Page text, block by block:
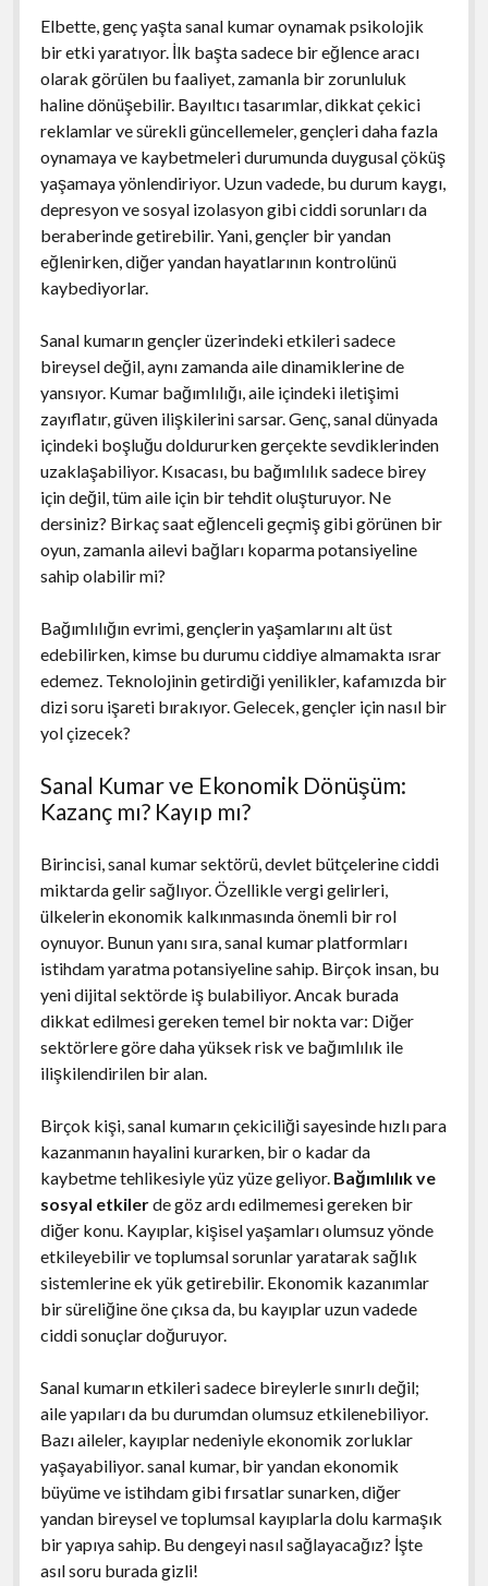
Elbette, genç yaşta sanal kumar oynamak psikolojik
bir etki yaratıyor. İlk başta sadece bir eğlence aracı
olarak görülen bu faaliyet, zamanla bir zorunluluk
haline dönüşebilir. Bayıltıcı tasarımlar, dikkat çekici
reklamlar ve sürekli güncellemeler, gençleri daha fazla
oynamaya ve kaybetmeleri durumunda duygusal çöküş
yaşamaya yönlendiriyor. Uzun vadede, bu durum kaygı,
depresyon ve sosyal izolasyon gibi ciddi sorunları da
beraberinde getirebilir. Yani, gençler bir yandan
eğlenirken, diğer yandan hayatlarının kontrolünü
kaybediyorlar.
Sanal kumarın gençler üzerindeki etkileri sadece
bireysel değil, aynı zamanda aile dinamiklerine de
yansıyor. Kumar bağımlılığı, aile içindeki iletişimi
zayıflatır, güven ilişkilerini sarsar. Genç, sanal dünyada
içindeki boşluğu doldururken gerçekte sevdiklerinden
uzaklaşabiliyor. Kısacası, bu bağımlılık sadece birey
için değil, tüm aile için bir tehdit oluşturuyor. Ne
dersiniz? Birkaç saat eğlenceli geçmiş gibi görünen bir
oyun, zamanla ailevi bağları koparma potansiyeline
sahip olabilir mi?
Bağımlılığın evrimi, gençlerin yaşamlarını alt üst
edebilirken, kimse bu durumu ciddiye almamakta ısrar
edemez. Teknolojinin getirdiği yenilikler, kafamızda bir
dizi soru işareti bırakıyor. Gelecek, gençler için nasıl bir
yol çizecek?
Sanal Kumar ve Ekonomik Dönüşüm:
Kazanç mı? Kayıp mı?
Birincisi, sanal kumar sektörü, devlet bütçelerine ciddi
miktarda gelir sağlıyor. Özellikle vergi gelirleri,
ülkelerin ekonomik kalkınmasında önemli bir rol
oynuyor. Bunun yanı sıra, sanal kumar platformları
istihdam yaratma potansiyeline sahip. Birçok insan, bu
yeni dijital sektörde iş bulabiliyor. Ancak burada
dikkat edilmesi gereken temel bir nokta var: Diğer
sektörlere göre daha yüksek risk ve bağımlılık ile
ilişkilendirilen bir alan.
Birçok kişi, sanal kumarın çekiciliği sayesinde hızlı para
kazanmanın hayalini kurarken, bir o kadar da
kaybetme tehlikesiyle yüz yüze geliyor. Bağımlılık ve
sosyal etkilerde göz ardı edilmemesi gereken bir
diğer konu. Kayıplar, kişisel yaşamları olumsuz yönde
etkileyebilir ve toplumsal sorunlar yaratarak sağlık
sistemlerine ek yük getirebilir. Ekonomik kazanımlar
bir süreliğine öne çıksa da, bu kayıplar uzun vadede
ciddi sonuçlar doğuruyor.
Sanal kumarın etkileri sadece bireylerle sınırlı değil;
aile yapıları da bu durumdan olumsuz etkilenebiliyor.
Bazı aileler, kayıplar nedeniyle ekonomik zorluklar
yaşayabiliyor. sanal kumar, bir yandan ekonomik
büyüme ve istihdam gibi fırsatlar sunarken, diğer
yandan bireysel ve toplumsal kayıplarla dolu karmaşık
bir yapıya sahip. Bu dengeyi nasıl sağlayacağız? İşte
asıl soru burada gizli!